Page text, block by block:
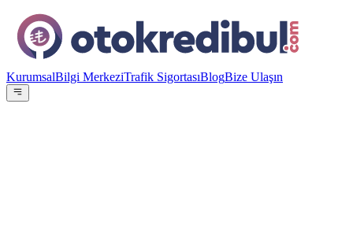
KurumsalBilgi MerkeziTrafik SigortasıBlogBize Ulaşın